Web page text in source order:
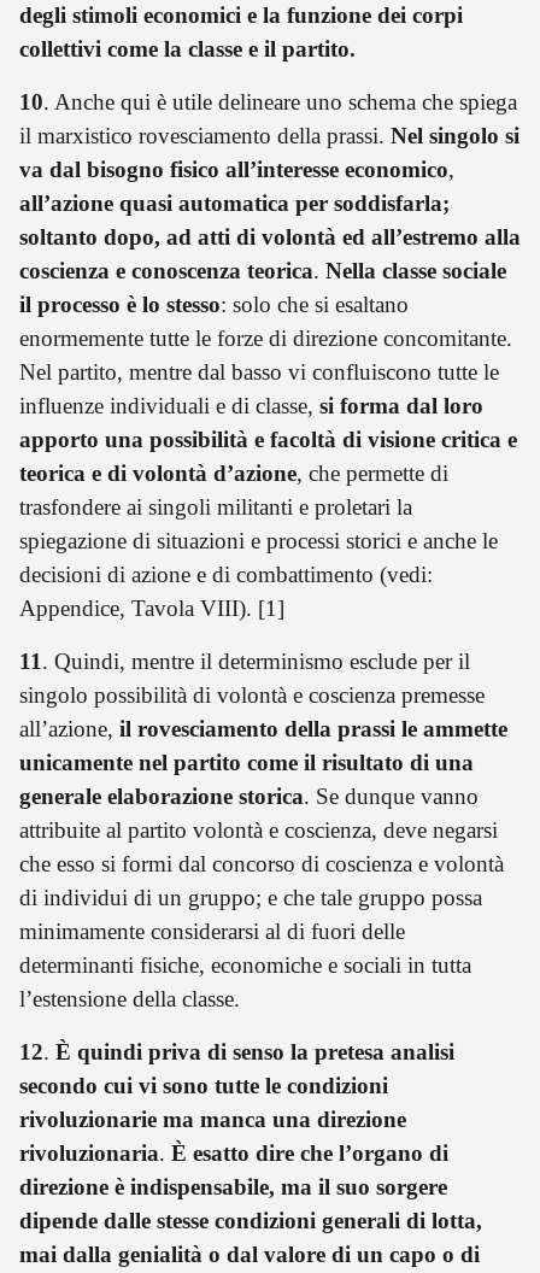
degli stimoli economici e la funzione dei corpi
collettivi come la classe e il partito.
10. Anche qui è utile delineare uno schema che spiega
il marxistico rovesciamento della prassi. Nel singolo si
va dal bisogno fisico all’interesse economico,
all’azione quasi automatica per soddisfarla;
soltanto dopo, ad atti di volontà ed all’estremo alla
coscienza e conoscenza teorica. Nella classe sociale
il processo è lo stesso: solo che si esaltano
enormemente tutte le forze di direzione concomitante.
Nel partito, mentre dal basso vi confluiscono tutte le
influenze individuali e di classe, si forma dal loro
apporto una possibilità e facoltà di visione critica e
teorica e di volontà d’azione, che permette di
trasfondere ai singoli militanti e proletari la
spiegazione di situazioni e processi storici e anche le
decisioni di azione e di combattimento (vedi:
Appendice, Tavola VIII). [1]
11. Quindi, mentre il determinismo esclude per il
singolo possibilità di volontà e coscienza premesse
all’azione, il rovesciamento della prassi le ammette
unicamente nel partito come il risultato di una
generale elaborazione storica. Se dunque vanno
attribuite al partito volontà e coscienza, deve negarsi
che esso si formi dal concorso di coscienza e volontà
di individui di un gruppo; e che tale gruppo possa
minimamente considerarsi al di fuori delle
determinanti fisiche, economiche e sociali in tutta
l’estensione della classe.
12. È quindi priva di senso la pretesa analisi
secondo cui vi sono tutte le condizioni
rivoluzionarie ma manca una direzione
rivoluzionaria. È esatto dire che l’organo di
direzione è indispensabile, ma il suo sorgere
dipende dalle stesse condizioni generali di lotta,
mai dalla genialità o dal valore di un capo o di